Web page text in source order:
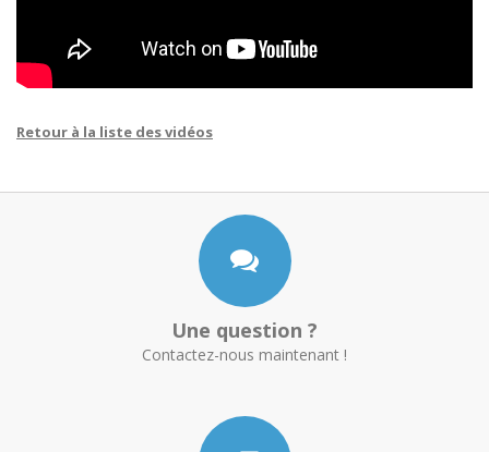
Retour à la liste des vidéos
Une question ?
Contactez-nous maintenant !